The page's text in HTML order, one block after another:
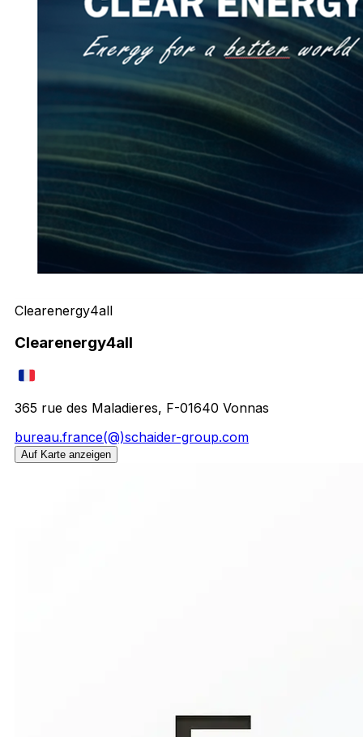
Clearenergy4all
Clearenergy4all
365 rue des Maladieres, F-01640 Vonnas
bureau.france(@)schaider-group.com
Auf Karte anzeigen